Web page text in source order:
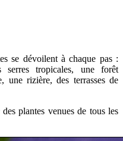
se dévoilent à chaque pas :
serres tropicales, une forêt
une rizière, des terrasses de
plantes venues de tous les